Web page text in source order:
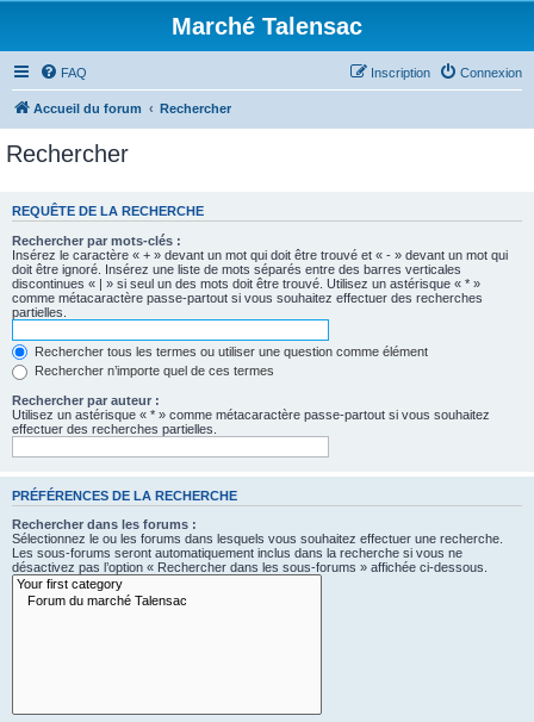
Marché Talensac
FAQ Connexion
Inscription
Accueil du forum Rechercher
Rechercher
REQUÊTE DE LA RECHERCHE
Rechercher par mots-clés :
Insérez le caractère « + » devant un mot qui doit être trouvé et « - » devant un mot qui
doit être ignoré. Insérez une liste de mots séparés entre des barres verticales
discontinues « | » si seul un des mots doit être trouvé. Utilisez un astérisque « * »
comme métacaractère passe-partout si vous souhaitez effectuer des recherches
partielles.
Rechercher tous les termes ou utiliser une question comme élément
Rechercher n’importe quel de ces termes
Rechercher par auteur :
Utilisez un astérisque « * » comme métacaractère passe-partout si vous souhaitez
effectuer des recherches partielles.
PRÉFÉRENCES DE LA RECHERCHE
Rechercher dans les forums :
Sélectionnez le ou les forums dans lesquels vous souhaitez effectuer une recherche.
Les sous-forums seront automatiquement inclus dans la recherche si vous ne
désactivez pas l’option « Rechercher dans les sous-forums » affichée ci-dessous.